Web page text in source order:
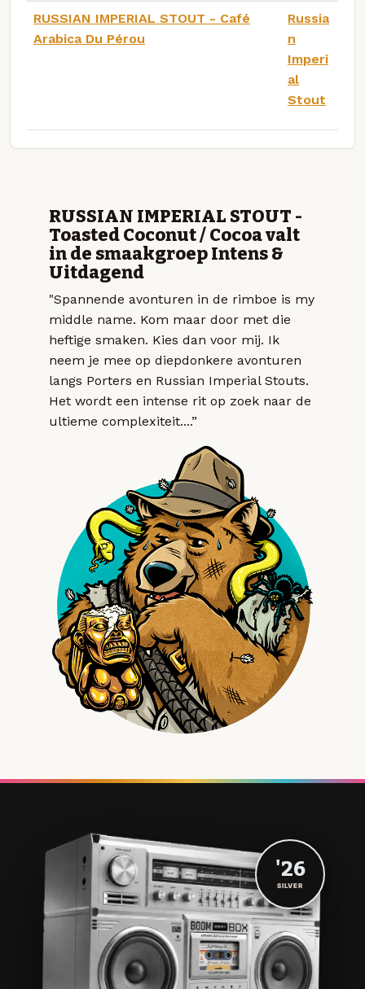
RUSSIAN IMPERIAL STOUT - Café
Arabica Du Pérou
Russia
n
Imperi
al
Stout
RUSSIAN IMPERIAL STOUT -
Toasted Coconut / Cocoa valt
in de smaakgroep Intens &
Uitdagend
"Spannende avonturen in de rimboe is my
middle name. Kom maar door met die
heftige smaken. Kies dan voor mij. Ik
neem je mee op diepdonkere avonturen
langs Porters en Russian Imperial Stouts.
Het wordt een intense rit op zoek naar de
ultieme complexiteit....”
'26
SILVER